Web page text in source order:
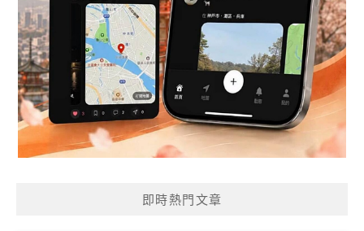
即時熱門文章